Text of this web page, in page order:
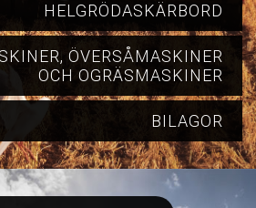
HELGRÖDASKÄRBORD
ÖVERSÅMASKINER
OCH OGRÄSMASKINER
BILAGOR